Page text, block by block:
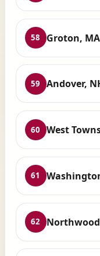
58 Groton,
59 Andover,
60 West
61
62